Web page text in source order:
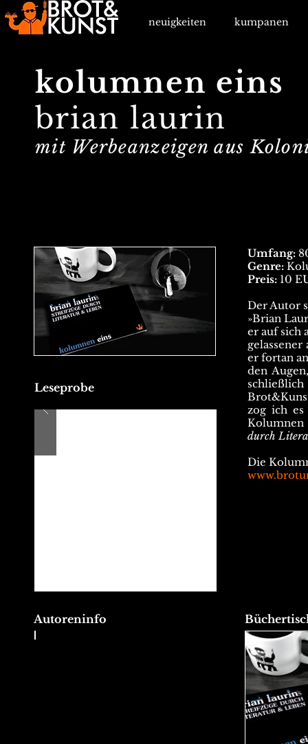
neuigkeiten kumpanen
kolumnen eins
brian laurin
mit Werbeanzeigen aus
Leseprobe
Umfang:
Genre:
Preis: 10
Der Autor
»Brian
er auf sich
er fortan
den
zog ich
durch
Die
Autoreninfo